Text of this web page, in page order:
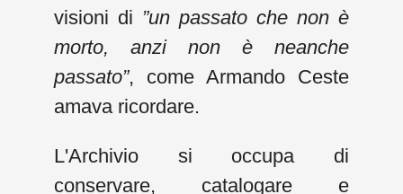
visioni di ”un passato che non è
morto, anzi non è neanche
passato”, come Armando Ceste
amava ricordare.
L'Archivio si occupa di
conservare, catalogare e